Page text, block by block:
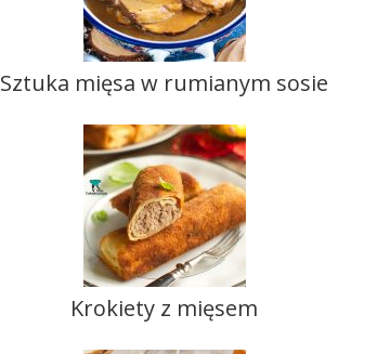
Sztuka mięsa w rumianym sosie
Krokiety z mięsem